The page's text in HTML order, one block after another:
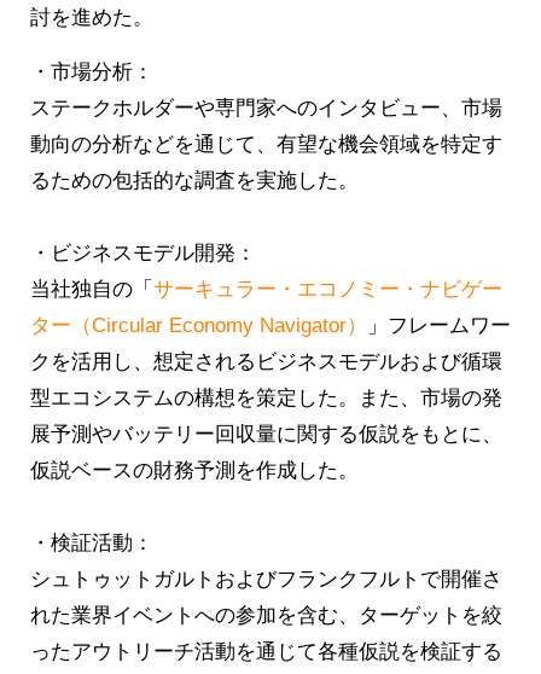
討を進めた。
・市場分析：
ステークホルダーや専門家へのインタビュー、市場
動向の分析などを通じて、有望な機会領域を特定す
るための包括的な調査を実施した。
・ビジネスモデル開発：
当社独自の「 サーキュラー・エコノミー・ナビゲー
ター（Circular Economy Navigator）
」フレームワー
クを活用し、想定されるビジネスモデルおよび循環
型エコシステムの構想を策定した。また、市場の発
展予測やバッテリー回収量に関する仮説をもとに、
仮説ベースの財務予測を作成した。
・検証活動：
シュトゥットガルトおよびフランクフルトで開催さ
れた業界イベントへの参加を含む、ターゲットを絞
ったアウトリーチ活動を通じて各種仮説を検証する